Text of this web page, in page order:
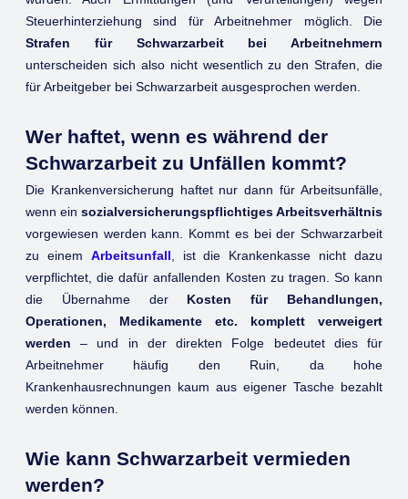
Steuerhinterziehung sind für Arbeitnehmer möglich. Die
Strafen für Schwarzarbeit bei Arbeitnehmern
unterscheiden sich also nicht wesentlich zu den Strafen, die
für Arbeitgeber bei Schwarzarbeit ausgesprochen werden.
Wer haftet, wenn es während der
Schwarzarbeit zu Unfällen kommt?
Die Krankenversicherung haftet nur dann für Arbeitsunfälle,
wenn ein sozialversicherungspflichtiges Arbeitsverhältnis
vorgewiesen werden kann. Kommt es bei der Schwarzarbeit
zu einem Arbeitsunfall , ist die Krankenkasse nicht dazu
verpflichtet, die dafür anfallenden Kosten zu tragen. So kann
die Übernahme der Kosten für Behandlungen,
Operationen, Medikamente etc. komplett verweigert
werden – und in der direkten Folge bedeutet dies für
Arbeitnehmer häufig den Ruin, da hohe
Krankenhausrechnungen kaum aus eigener Tasche bezahlt
werden können.
Wie kann Schwarzarbeit vermieden
werden?